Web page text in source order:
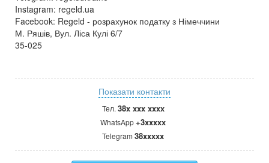
Instagram: regeld.ua
Facebook: Regeld - розрахунок податку з Німеччини
М. Ряшів, Вул. Ліса Кулі 6/7
35-025
Показати контакти
Тел. 38x xxx xxxx
WhatsApp+3xxxxx
Telegram 38xxxxx